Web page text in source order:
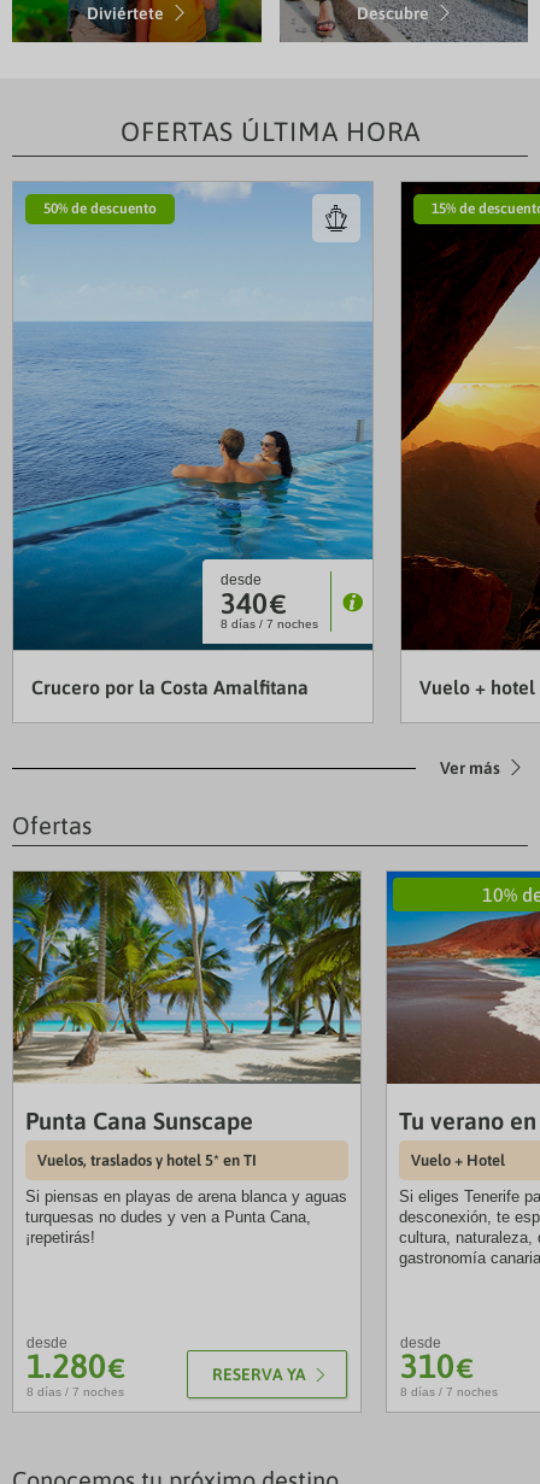
Diviértete Descubre
OFERTAS ÚLTIMA HORA
50% de descuento 2
desde
340€
8 días / 7 noches
P
Crucero por la Costa Amalfitana
15% de
Vuelo + hotel
Ver más
Ofertas
Punta Cana Sunscape
Vuelos, traslados y hotel 5* en TI
Si piensas en playas de arena blanca y aguas
turquesas no dudes y ven a Punta Cana,
¡repetirás!
desde
1.280€
8 días / 7 noches
RESERVA YA
10%
Tu verano
Vuelo + Hotel
Si eliges Tenerife
desconexión, te
cultura, naturaleza,
gastronomía
desde
310€
8 días / 7 noches